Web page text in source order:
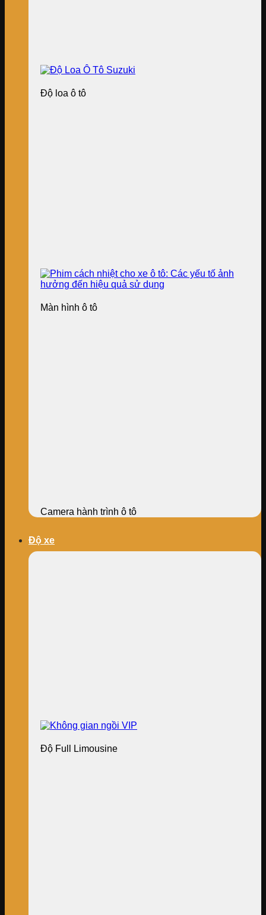
Độ loa ô tô
Màn hình ô tô
Camera hành trình ô tô
Độ xe
Độ Full Limousine